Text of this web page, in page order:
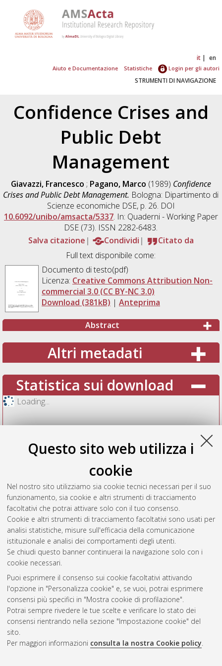
Questo sito web utilizza i
cookie
Nel nostro sito utilizziamo sia cookie tecnici necessari per il suo
funzionamento, sia cookie e altri strumenti di tracciamento
facoltativi che potrai attivare solo con il tuo consenso.
Cookie e altri strumenti di tracciamento facoltativi sono usati per
analisi statistiche, misure sull'efficacia della comunicazione
istituzionale e analisi dei comportamenti degli utenti.
Se chiudi questo banner continuerai la navigazione solo con i
cookie necessari.
Puoi esprimere il consenso sui cookie facoltativi attivando
l'opzione in "Personalizza cookie" e, se vuoi, potrai esprimere
consensi più specifici in "Mostra cookie di profilazione".
Potrai sempre rivedere le tue scelte e verificare lo stato dei
consensi rientrando nella sezione "Impostazione cookie" del
sito.
Per maggiori informazioni consulta la nostra Cookie policy.
it en
Aiuto e Documentazione Statistiche Login per gli autori
STRUMENTI DI NAVIGAZIONE
Confidence Crises and
Public Debt
Management
Giavazzi, Francesco ; Pagano, Marco (1989) Confidence
Crises and Public Debt Management. Bologna: Dipartimento di
Scienze economiche DSE, p. 26. DOI
10.6092/unibo/amsacta/5337. In: Quaderni - Working Paper
DSE (73). ISSN 2282-6483.
Salva citazione
Condividi
Citato da
Full text disponibile come:
Documento di testo(pdf)
Licenza: Creative Commons Attribution Non-
commercial 3.0 (CC BY-NC 3.0)
Download (381kB) | Anteprima
Abstract
Altri metadati
Statistica sui download
Loading...
Vedi altre statistiche
Gestione del documento:
Atom
Rss
AMS Acta
ISSN: 2038-7954
re3data.org -
doi.org/10.17616/R3P19R
Servizio implementato e
Impostazioni Cookie